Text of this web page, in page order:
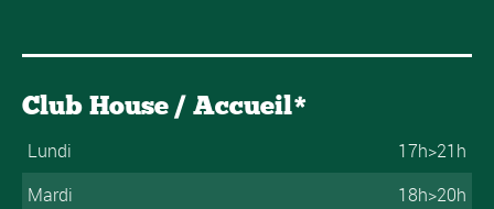
Club House / Accueil*
Lundi
17h>21h
Mardi
18h>20h